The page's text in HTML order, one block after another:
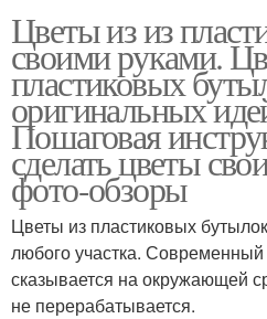
Цветы из из
своими руками.
пластиковых
оригинальных
Пошаговая
сделать цветы
фото-обзоры
Цветы из пластиковых
любого участка.
сказывается на окружающей
не перерабатывается.